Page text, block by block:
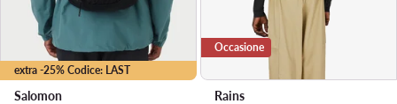
extra -25% Codice: LAST
Salomon
Occasione
Rains